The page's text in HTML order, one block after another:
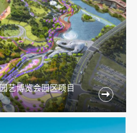
艺博览会园区项目
